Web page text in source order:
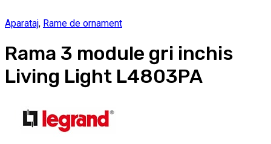
Aparataj, Rame de ornament
Rama 3 module gri inchis
Living Light L4803PA